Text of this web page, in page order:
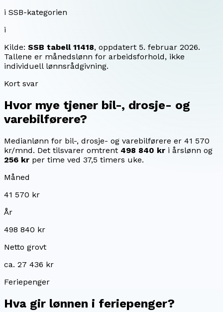
i SSB-kategorien
i
Kilde: SSB tabell 11418, oppdatert 5. februar 2026.
Tallene er månedslønn for arbeidsforhold, ikke
individuell lønnsrådgivning.
Kort svar
Hvor mye tjener bil-, drosje- og
varebilførere?
Medianlønn for bil-, drosje- og varebilførere er 41 570
kr/mnd. Det tilsvarer omtrent 498 840 kr i årslønn og
256 kr per time ved 37,5 timers uke.
Måned
41 570 kr
År
498 840 kr
Netto grovt
ca. 27 436 kr
Feriepenger
Hva gir lønnen i feriepenger?